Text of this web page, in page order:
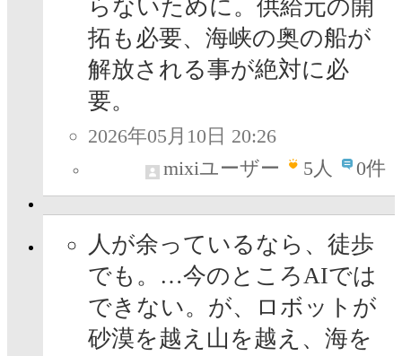
らないために。供給元の開
拓も必要、海峡の奥の船が
解放される事が絶対に必
要。
2026年05月10日 20:26
mixiユーザー
5人 0件
人が余っているなら、徒歩
でも。…今のところAIでは
できない。が、ロボットが
砂漠を越え山を越え、海を